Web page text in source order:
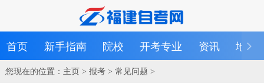
首页 新手指南 院校 开考专业 资讯 地区
您现在的位置： 主页> 报考> 常见问题 >